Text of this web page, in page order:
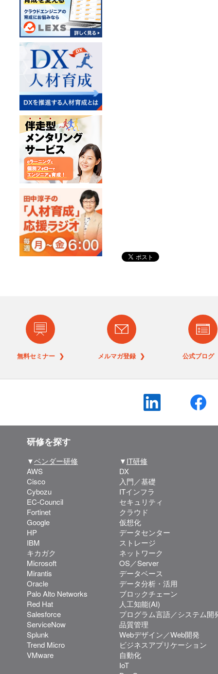
無料セミナー ❯ メルマガ登録 ❯ 公式ブロ
研修を探す
▼ベンダー研修
AWS
Cisco
Cybozu
EC-Council
Fortinet
Google
HP
IBM
キカガク
Microsoft
Mirantis
Oracle
Palo Alto Networks
Red Hat
Salesforce
ServiceNow
Splunk
Trend Micro
VMware
▼IT研修
DX
入門／基礎
ITインフラ
セキュリティ
クラウド
仮想化
データセンター
ストレージ
ネットワーク
OS／Server
データベース
データ分析・活用
ブロックチェーン
人工知能(AI)
プログラム言語／システム開
品質管理
Webデザイン／Web開発
ビジネスアプリケーション
自動化
IoT